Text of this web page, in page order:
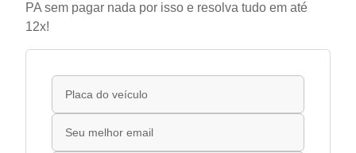
PA sem pagar nada por isso e resolva tudo em até
12x!